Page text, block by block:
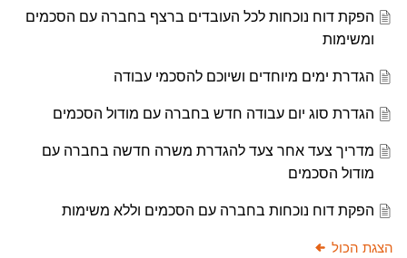
הפקת דוח נוכחות לכל העובדים ברצף בחברה עם הסכמים
ומשימות
הגדרת ימים מיוחדים ושיוכם להסכמי עבודה
הגדרת סוג יום עבודה חדש בחברה עם מודול הסכמים
מדריך צעד אחר צעד להגדרת משרה חדשה בחברה עם
מודול הסכמים
הפקת דוח נוכחות בחברה עם הסכמים וללא משימות
הצגת הכול